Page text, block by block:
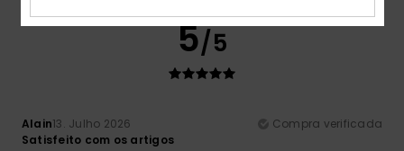
5/5
Alain13. Julho 2026
Compra verificada
Satisfeito com os artigos